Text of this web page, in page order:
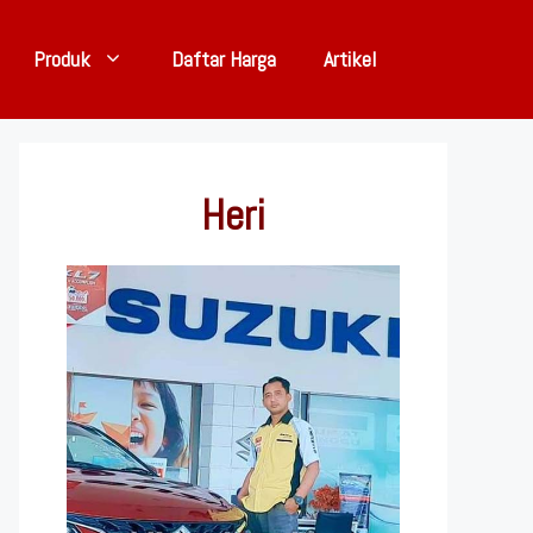
Produk Daftar Harga Artikel
Heri